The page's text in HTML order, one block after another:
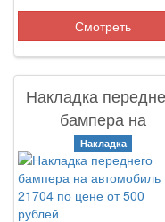
Смотреть
Накладка
бампера на
автомобиль 21704
Накладка